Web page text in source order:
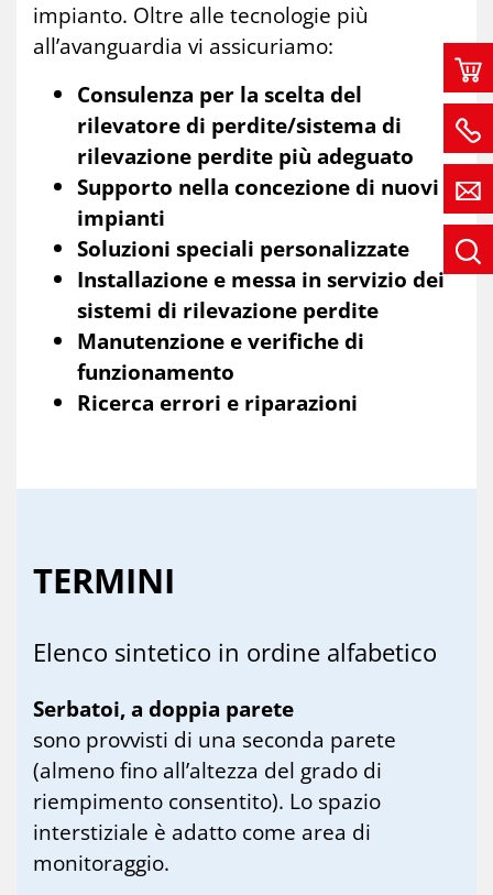
impianto. Oltre alle tecnologie più
all’avanguardia vi assicuriamo:
Consulenza per la scelta del
rilevatore di perdite/sistema di
rilevazione perdite più adeguato
Supporto nella concezione di nuovi
impianti
Soluzioni speciali personalizzate
Installazione e messa in servizio dei
sistemi di rilevazione perdite
Manutenzione e verifiche di
funzionamento
Ricerca errori e riparazioni
TER­MI­NI
Elen­co sin­te­ti­co in or­di­ne al­fa­be­ti­co
Serbatoi, a doppia parete
sono provvisti di una seconda parete
(almeno fino all’altezza del grado di
riempimento consentito). Lo spazio
interstiziale è adatto come area di
monitoraggio.